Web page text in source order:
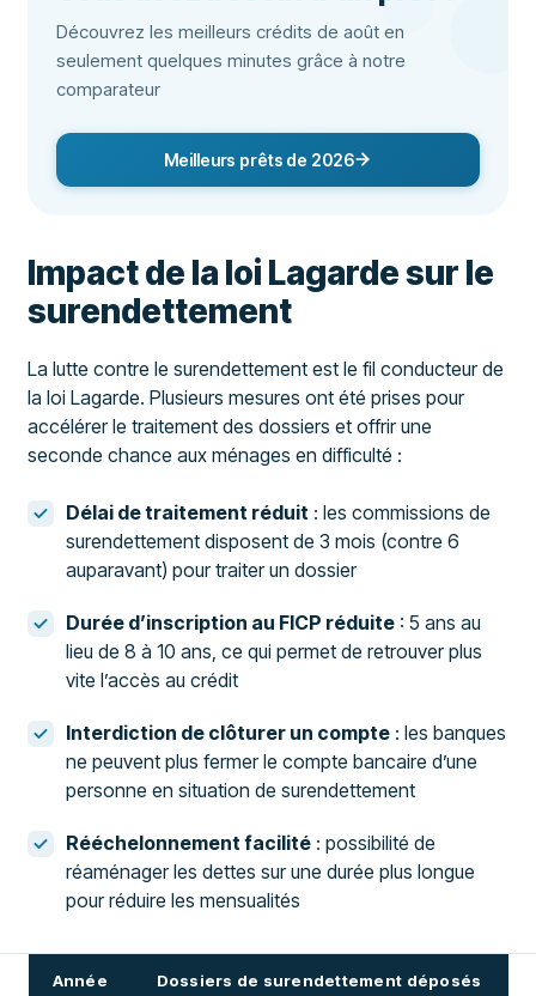
Découvrez les meilleurs crédits de août en
seulement quelques minutes grâce à notre
comparateur
Meilleurs prêts de 2026
Impact de la loi Lagarde sur le
surendettement
La lutte contre le surendettement est le fil conducteur de
la loi Lagarde. Plusieurs mesures ont été prises pour
accélérer le traitement des dossiers et offrir une
seconde chance aux ménages en difficulté :
Délai de traitement réduit : les commissions de
surendettement disposent de 3 mois (contre 6
auparavant) pour traiter un dossier
Durée d’inscription au FICP réduite : 5 ans au
lieu de 8 à 10 ans, ce qui permet de retrouver plus
vite l’accès au crédit
Interdiction de clôturer un compte : les banques
ne peuvent plus fermer le compte bancaire d’une
personne en situation de surendettement
Rééchelonnement facilité : possibilité de
réaménager les dettes sur une durée plus longue
pour réduire les mensualités
Année Dossiers de surendettement déposés